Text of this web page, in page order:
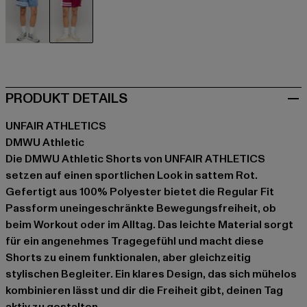
PRODUKT DETAILS
UNFAIR ATHLETICS
DMWU Athletic
Die DMWU Athletic Shorts von UNFAIR ATHLETICS
setzen auf einen sportlichen Look in sattem Rot.
Gefertigt aus 100% Polyester bietet die Regular Fit
Passform uneingeschränkte Bewegungsfreiheit, ob
beim Workout oder im Alltag. Das leichte Material sorgt
für ein angenehmes Tragegefühl und macht diese
Shorts zu einem funktionalen, aber gleichzeitig
stylischen Begleiter. Ein klares Design, das sich mühelos
kombinieren lässt und dir die Freiheit gibt, deinen Tag